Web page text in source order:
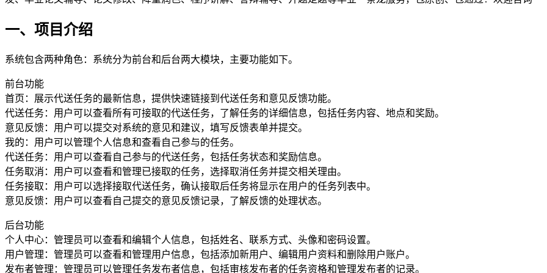
一、项目介绍
系统包含两种角色：系统分为前台和后台两大模块，主要功能如下。
前台功能
首页：展示代送任务的最新信息，提供快速链接到代送任务和意见反馈功能。
代送任务：用户可以查看所有可接取的代送任务，了解任务的详细信息，包括任务内容、地点和奖励。
意见反馈：用户可以提交对系统的意见和建议，填写反馈表单并提交。
我的：用户可以管理个人信息和查看自己参与的任务。
代送任务：用户可以查看自己参与的代送任务，包括任务状态和奖励信息。
任务取消：用户可以查看和管理已接取的任务，选择取消任务并提交相关理由。
任务接取：用户可以选择接取代送任务，确认接取后任务将显示在用户的任务列表中。
意见反馈：用户可以查看自己提交的意见反馈记录，了解反馈的处理状态。
后台功能
个人中心：管理员可以查看和编辑个人信息，包括姓名、联系方式、头像和密码设置。
用户管理：管理员可以查看和管理用户信息，包括添加新用户、编辑用户资料和删除用户账户。
发布者管理：管理员可以管理任务发布者信息，包括审核发布者的任务资格和管理发布者的记录。